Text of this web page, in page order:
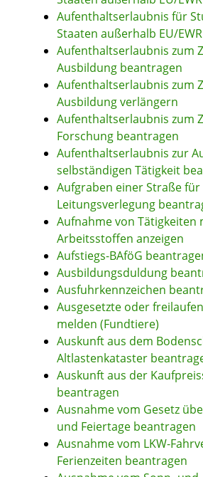
Aufenthaltserlaubnis für
Staaten außerhalb EU/
Aufenthaltserlaubnis zum
Ausbildung beantragen
Aufenthaltserlaubnis zum
Ausbildung verlängern
Aufenthaltserlaubnis zum
Forschung beantragen
Aufenthaltserlaubnis zur
selbständigen Tätigkeit
Aufgraben einer Straße für
Leitungsverlegung
Aufnahme von Tätigkeiten
Arbeitsstoffen anzeigen
Aufstiegs-BAföG
Ausbildungsduldung
Ausfuhrkennzeichen
Ausgesetzte oder
melden (Fundtiere)
Auskunft aus dem
Altlastenkataster
Auskunft aus der
beantragen
Ausnahme vom Gesetz
und Feiertage beantragen
Ausnahme vom LKW-
Ferienzeiten beantragen